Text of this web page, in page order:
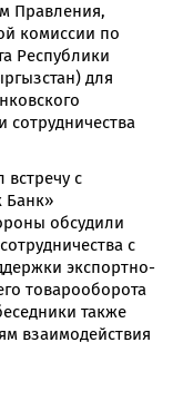
Правления,
комиссии по
Республики
для
с
Банк»
обсудили
с
экспортно-
товарооборота
также
взаимодействия